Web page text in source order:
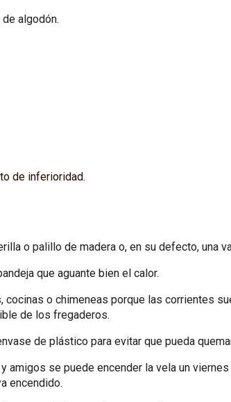
algodón.
de inferioridad.
o palillo de madera o, en su defecto, una
que aguante bien el calor.
cocinas o chimeneas porque las corrientes
de los fregaderos.
de plástico para evitar que pueda
amigos se puede encender la vela un
encendido.